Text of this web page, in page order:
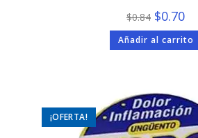
$0.84 El
precio
original
era:
$0.84.
$0.70El
es:
Añadir al carrito
¡OFERTA!